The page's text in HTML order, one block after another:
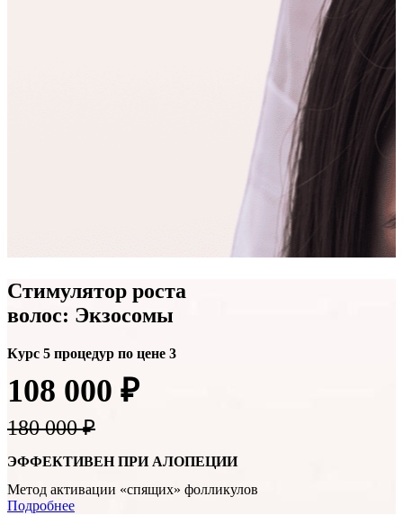
Стимулятор роста
волос: Экзосомы
Курс 5 процедур по цене 3
108 000 ₽
180 000 ₽
ЭФФЕКТИВЕН ПРИ АЛОПЕЦИИ
Метод активации «спящих» фолликулов
Подробнее